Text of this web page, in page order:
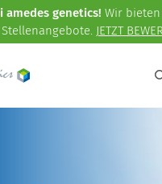
amedes genetics! Wir
Stellenangebote. JETZT